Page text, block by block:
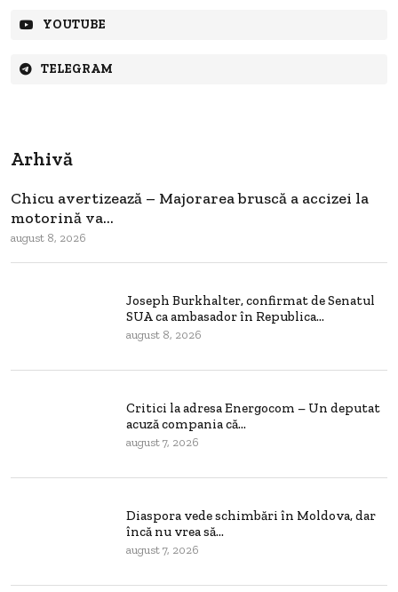
YOUTUBE
TELEGRAM
Arhivă
Chicu avertizează – Majorarea bruscă a accizei la
motorină va...
august 8, 2026
Joseph Burkhalter, confirmat de Senatul
SUA ca ambasador în Republica...
august 8, 2026
Critici la adresa Energocom – Un deputat
acuză compania că...
august 7, 2026
Diaspora vede schimbări în Moldova, dar
încă nu vrea să...
august 7, 2026